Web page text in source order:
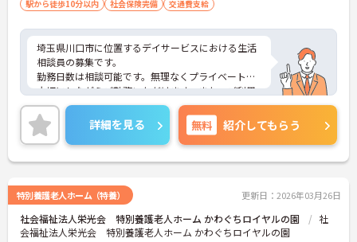
駅から徒歩10分以内 社会保険完備 交通費支給
埼玉県川口市に位置するデイサービスにおける生活
相談員の募集です。
勤務日数は相談可能です。無理なくプライベートを
大切にしながらご勤務いただけます。また、ご利用
者やご家族、関係機関など、どんな方とも円滑にコ
ミュニケーションをとれる方を募集しています。
ご興味のある方には、面接対策ポイントなど、さら
に詳細をご案内しますのでお気軽にご相談くださ
い！
詳細を見る 無料 紹介してもらう
特別養護老人ホーム（特養） 更新日：2026年03月26日
社会福祉法人栄光会 特別養護老人ホーム かわぐちロイヤルの園
社
会福祉法人栄光会 特別養護老人ホーム かわぐちロイヤルの園